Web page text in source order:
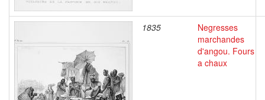
1835
Negresses
marchandes
d'angou. Fours
a chaux